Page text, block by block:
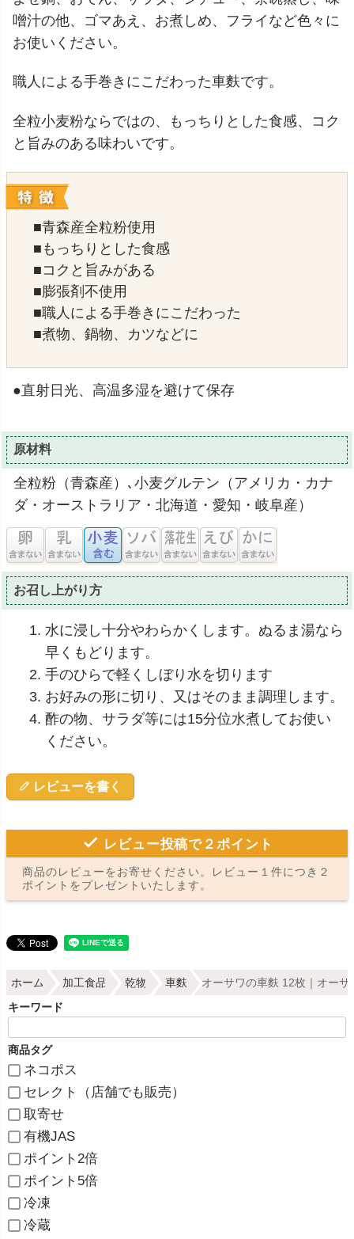
噌汁の他、ゴマあえ、お煮しめ、フライなど色々に
お使いください。
職人による手巻きにこだわった車麩です。
全粒小麦粉ならではの、もっちりとした食感、コク
と旨みのある味わいです。
■青森産全粒粉使用
■もっちりとした食感
■コクと旨みがある
■膨張剤不使用
■職人による手巻きにこだわった
■煮物、鍋物、カツなどに
●直射日光、高温多湿を避けて保存
原材料
全粒粉（青森産）､小麦グルテン（アメリカ・カナ
ダ・オーストラリア・北海道・愛知・岐阜産）
お召し上がり方
水に浸し十分やわらかくします。ぬるま湯なら
早くもどります。
手のひらで軽くしぼり水を切ります
お好みの形に切り、又はそのまま調理します。
酢の物、サラダ等には15分位水煮してお使い
ください。
レビューを書く
レビュー投稿で２ポイント
商品のレビューをお寄せください。レビュー１件につき２
ポイントをプレゼントいたします。
ホーム 加工食品 乾物 車麩 オーサワの車麩 12枚｜オーサ
キーワード
商品タグ
ネコポス
セレクト（店舗でも販売）
取寄せ
有機JAS
ポイント2倍
ポイント5倍
冷凍
冷蔵